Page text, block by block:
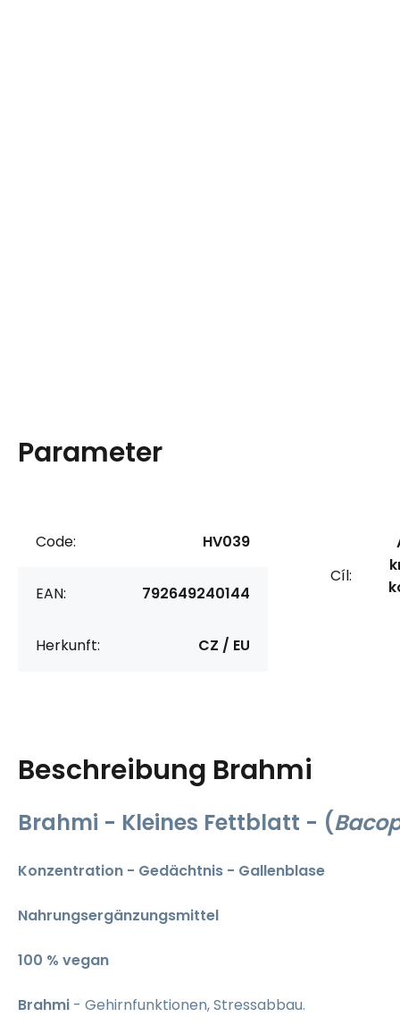
Parameter
Code: HV039
EAN: 792649240144
Herkunft: CZ / EU
Cíl:
Beschreibung Brahmi
Brahmi - Kleines Fettblatt - (
Konzentration - Gedächtnis - Gallenblase
Nahrungsergänzungsmittel
100 % vegan
Brahmi - Gehirnfunktionen, Stressabbau.